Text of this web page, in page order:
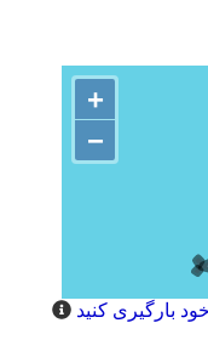
+
−
بارگیری کنید